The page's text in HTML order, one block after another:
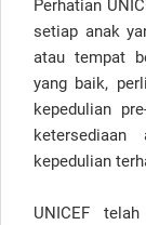
Perhatian
setiap anak
atau tempat
yang baik,
kepedulian
kepedulian
UNICEF